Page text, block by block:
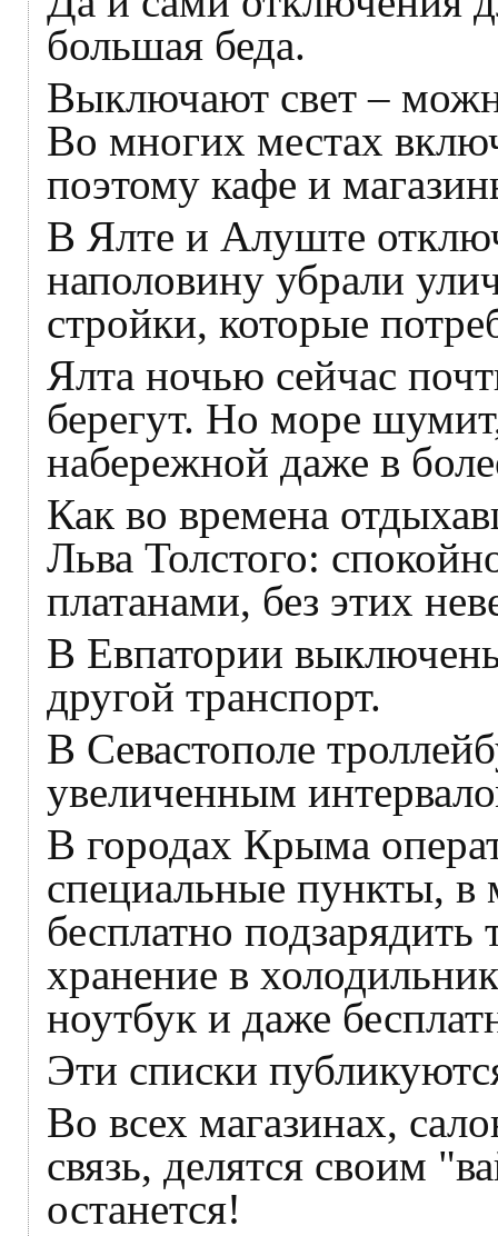
большая беда.
Выключают свет –
Во многих местах
поэтому кафе и
В Ялте и Алуште
наполовину убрали
стройки, которые
Ялта ночью сейчас
берегут. Но море
набережной даже в
Как во времена
Льва Толстого:
платанами, без этих
В Евпатории
другой транспорт.
В Севастополе
увеличенным
В городах Крыма
специальные пункты, в
бесплатно
хранение в
ноутбук и даже
Эти списки
Во всех магазинах,
связь, делятся своим
останется!